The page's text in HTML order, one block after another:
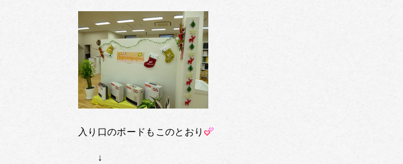
入り口のボードもこのとおり
↓